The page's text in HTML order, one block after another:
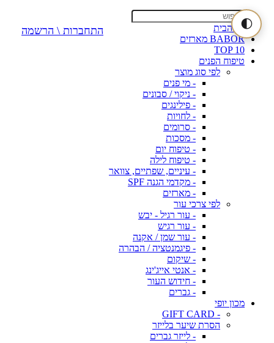
🌓דף הבית
BABOR מארזים
TOP 10
טיפוח הפנים
לפי סוג מוצר
- מי פנים
- ניקוי / סבונים
- פילינגים
- לחויות
- סרומים
- מסכות
- טיפוח יום
- טיפוח לילה
- עיניים, שפתיים, צוואר
- מקדמי הגנה SPF
- מארזים
לפי צרכי עור
- עור רגיל - יבש
- עור רגיש
- עור שמן / אקנה
- פיגמנטציה / הבהרה
- שיקום
- אנטי אייג'ינג
- חידוש העור
- גברים
מכון יופי
- GIFT CARD
הסרת שיער בלייזר
- לייזר גברים
התחברות \ הרשמה